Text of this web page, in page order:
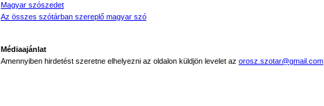
Magyar szószedet
Az összes szótárban szereplő magyar szó
Médiaajánlat
Amennyiben hirdetést szeretne elhelyezni az oldalon küldjön levelet az orosz.szotar@gmail.com